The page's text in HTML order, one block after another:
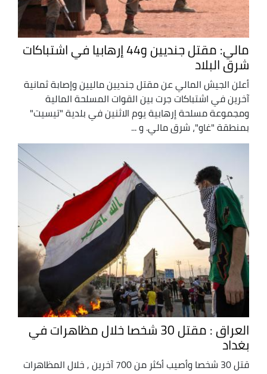
مالي: مقتل جنديين و44 إرهابيا في اشتباكات
شرق البلاد
أعلن الجيش المالي عن مقتل جنديين ماليين وإصابة ثمانية
آخرين في اشتباكات جرت بين القوات المسلحة المالية
ومجموعة مسلحة إرهابية يوم الاثنين في بلدية "تيسيت"
بمنطقة "غاو"، شرق مالي. و ...
العراق : مقتل 30 شخصا خلال مظاهرات في
بغداد
قتل 30 شخصا وأصيب أكثر من 700 آخرين , خلال المظاهرات